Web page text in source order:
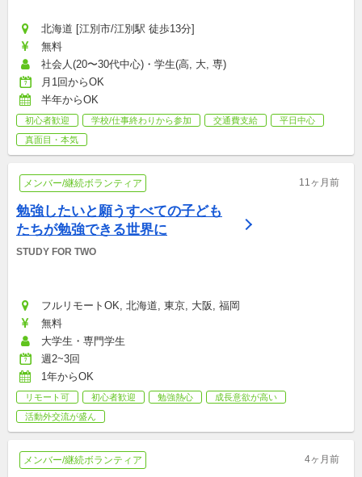
北海道 [江別市/江別駅 徒歩13分]
無料
社会人(20〜30代中心)・学生(高, 大, 専)
月1回からOK
半年からOK
初心者歓迎 学校/仕事終わりから参加 交通費支給
平日中心
真面目・本気
メンバー/継続ボランティア 11ヶ月前
勉強したいと願うすべての子ども
たちが勉強できる世界に
STUDY FOR TWO
フルリモートOK, 北海道, 東京, 大阪, 福岡
無料
大学生・専門学生
週2~3回
1年からOK
リモート可 初心者歓迎 勉強熱心
成長意欲が高い
活動外交流が盛ん
メンバー/継続ボランティア 4ヶ月前